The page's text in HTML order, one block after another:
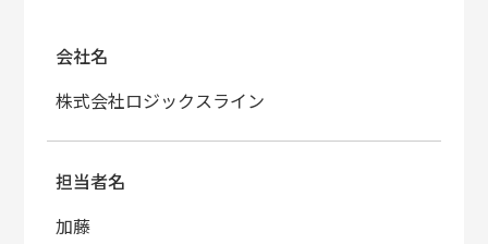
会社名
株式会社ロジックスライン
担当者名
加藤